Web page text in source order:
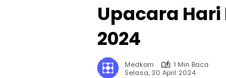
Upacara
2024
Medkom
1 Min Baca
Selasa, 30 April 2024